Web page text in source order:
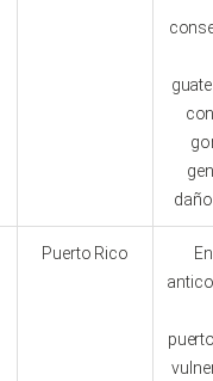
Puerto Rico